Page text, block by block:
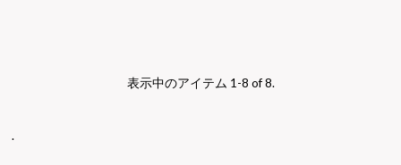
表示中のアイテム 1-8 of 8.
.